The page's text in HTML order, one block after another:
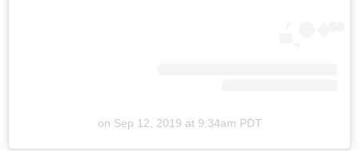
on Sep 12, 2019 at 9:34am PDT